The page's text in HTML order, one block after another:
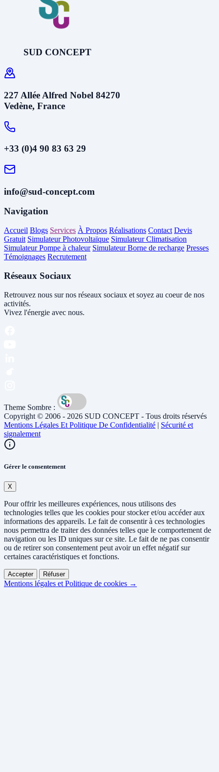
SUD CONCEPT
227 Allée Alfred Nobel 84270
Vedène, France
+33 (0)4 90 83 63 29
info@sud-concept.com
Navigation
Accueil Blogs Services À Propos Réalisations Contact Devis
Gratuit Simulateur Photovoltaïque Simulateur Climatisation
Simulateur Pompe à chaleur Simulateur Borne de recharge Presses
Témoignages Recrutement
Réseaux Sociaux
Retrouvez nous sur nos réseaux sociaux et soyez au coeur de nos
activités.
Vivez l'énergie avec nous.
Theme Sombre :
Copyright © 2006 - 2026 SUD CONCEPT - Tous droits réservés
Mentions Légales Et Politique De Confidentialité | Sécurité et
signalement
Gérer le consentement
X
Pour offrir les meilleures expériences, nous utilisons des
technologies telles que les cookies pour stocker et/ou accéder aux
informations des appareils. Le fait de consentir à ces technologies
nous permettra de traiter des données telles que le comportement de
navigation ou les ID uniques sur ce site. Le fait de ne pas consentir
ou de retirer son consentement peut avoir un effet négatif sur
certaines caractéristiques et fonctions.
Accepter Réfuser
Mentions légales et Politique de cookies →